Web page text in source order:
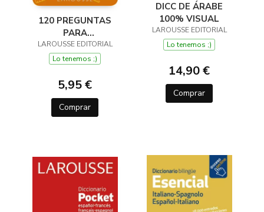
120 PREGUNTAS
PARA
ACOMPAÑARTE
DURANTE EL CURSO
LAROUSSE EDITORIAL
Lo tenemos ;)
5,95 €
Comprar
DICC DE ÁRABE
100% VISUAL
LAROUSSE EDITORIAL
Lo tenemos ;)
14,90 €
Comprar